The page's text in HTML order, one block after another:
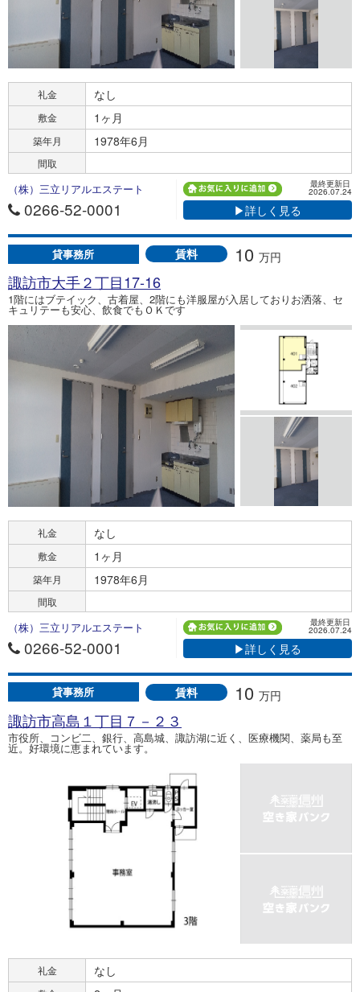
礼金 なし
敷金 1ヶ月
築年月 1978年6月
間取
（株）三立リアルエステート
0266-52-0001
最終更新日
2026.07.24
▶詳しく見る
貸事務所 賃料 10 万円
諏訪市大手２丁目17-16
1階にはブテイック、古着屋、2階にも洋服屋が入居しておりお洒落、セ
キュリテーも安心、飲食でもＯＫです
礼金 なし
敷金 1ヶ月
築年月 1978年6月
間取
（株）三立リアルエステート
0266-52-0001
最終更新日
2026.07.24
▶詳しく見る
貸事務所 賃料 10 万円
諏訪市高島１丁目７－２３
市役所、コンビ二、銀行、高島城、諏訪湖に近く、医療機関、薬局も至
近。好環境に恵まれています。
礼金 なし